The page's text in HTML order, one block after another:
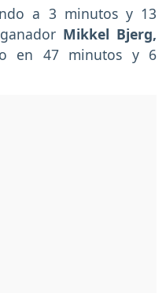
a 3 minutos y 13
Mikkel Bjerg,
en 47 minutos y 6